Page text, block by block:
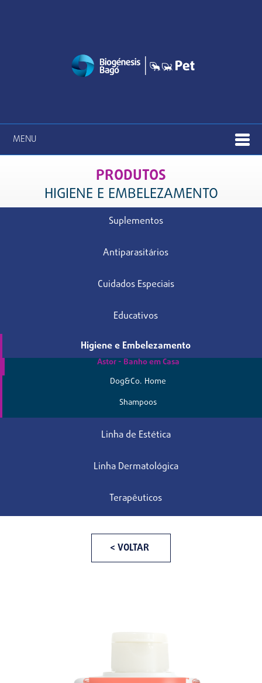
MENU
PRODUTOS
HIGIENE E EMBELEZAMENTO
Suplementos
Antiparasitários
Cuidados Especiais
Educativos
Higiene e Embelezamento
Astor - Banho em Casa
Dog&Co. Home
Shampoos
Linha de Estética
Linha Dermatológica
Terapêuticos
< VOLTAR